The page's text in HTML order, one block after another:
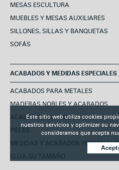
MESAS ESCULTURA
MUEBLES Y MESAS AUXILIARES
SILLONES, SILLAS Y BANQUETAS
SOFÁS
ACABADOS Y MEDIDAS ESPECIALES
ACABADOS PARA METALES
MADERAS NOBLES Y ACABADOS
ACABADOS LACADOS
PIELES
MEDIDAS Y ACABADOS
ELIJA SU TAMAÑO
Este sitio web utiliza cookies
nuestros servicios y optimizar su
consideramos que acepta